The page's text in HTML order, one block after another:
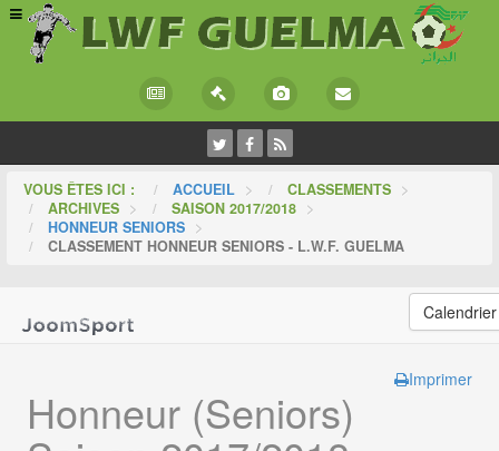
VOUS ÊTES ICI : ACCUEIL > CLASSEMENTS >
ARCHIVES > SAISON 2017/2018 >
HONNEUR SENIORS >
CLASSEMENT HONNEUR SENIORS - L.W.F. GUELMA
Calendrier
Imprimer
Honneur (Seniors)